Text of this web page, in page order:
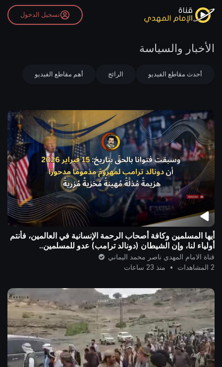
تسجيل الدخول
الأخبار والسياسة
أحدث مقاطع الفيديو الرائج أهم مقاطع الفيديو
أيها المسلمين وكافة أصحاب الرحمة الإنسانية في العالمين، فأنتم
أولياء لنا، وإن الشيطان (دونالد ترامب) عدو للمسلمين..
قناة الامام المهدي ناصر محمد اليماني
2 المشاهدات
• منذ 23 ساعات